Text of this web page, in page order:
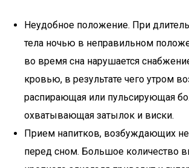
Неудобное положение. При
тела ночью в неправильном
во время сна нарушается
кровью, в результате чего утром
распирающая или пульсирующая
охватывающая затылок и виски.
Прием напитков, возбуждающих
перед сном. Большое количество